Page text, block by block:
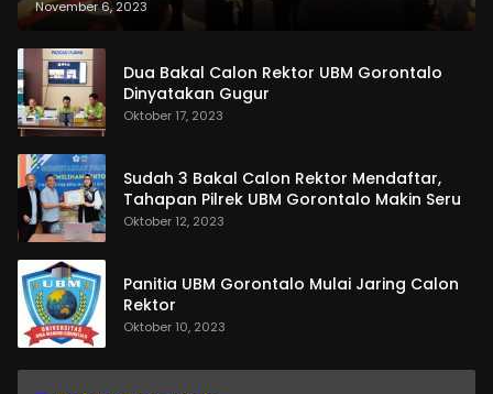
dan Pemasangan Salempang
November 6, 2023
Dua Bakal Calon Rektor UBM Gorontalo
Dinyatakan Gugur
Oktober 17, 2023
Sudah 3 Bakal Calon Rektor Mendaftar,
Tahapan Pilrek UBM Gorontalo Makin Seru
Oktober 12, 2023
Panitia UBM Gorontalo Mulai Jaring Calon
Rektor
Oktober 10, 2023